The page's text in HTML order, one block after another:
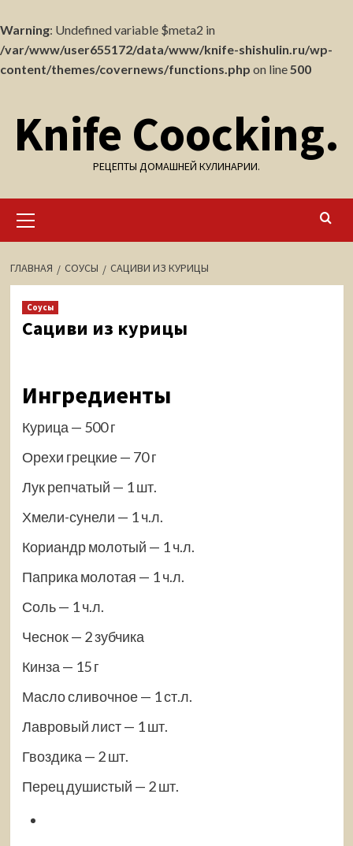
Warning: Undefined variable $meta2 in
/var/www/user655172/data/www/knife-shishulin.ru/wp-
content/themes/covernews/functions.php on line500
содержимому
Knife Coocking.
РЕЦЕПТЫ ДОМАШНЕЙ КУЛИНАРИИ.
меню
ГЛАВНАЯ СОУСЫ САЦИВИ ИЗ КУРИЦЫ
Соусы
Сациви из курицы
Ингредиенты
Курица — 500 г
Орехи грецкие — 70 г
Лук репчатый — 1 шт.
Хмели-сунели — 1 ч.л.
Кориандр молотый — 1 ч.л.
Паприка молотая — 1 ч.л.
Соль — 1 ч.л.
Чеснок — 2 зубчика
Кинза — 15 г
Масло сливочное — 1 ст.л.
Лавровый лист — 1 шт.
Гвоздика — 2 шт.
Перец душистый — 2 шт.